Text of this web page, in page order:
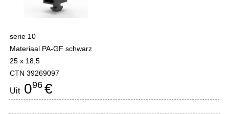
serie 10
Materiaal PA-GF schwarz
25 x 18,5
CTN 39269097
Uit096 €